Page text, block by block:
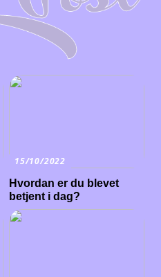
15/10/2022
Hvordan er du blevet
betjent i dag?